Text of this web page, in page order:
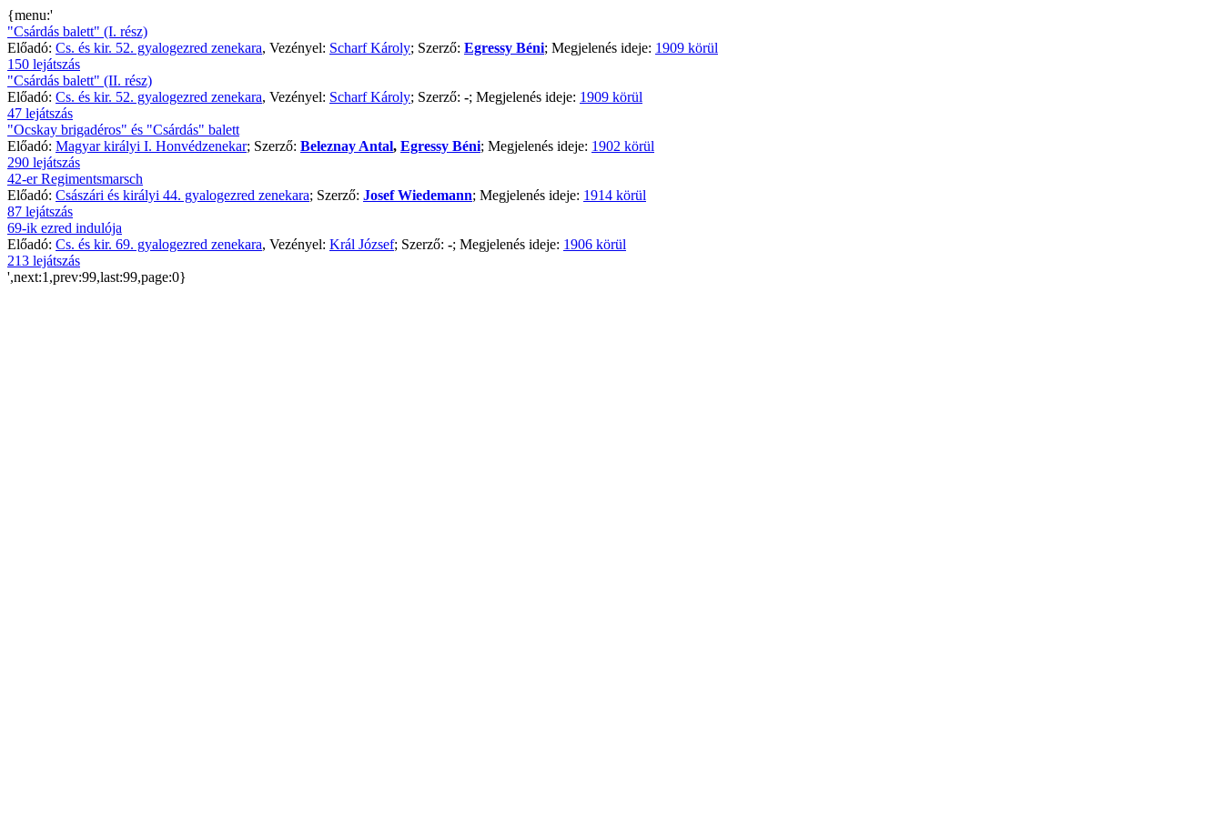
{menu:'
"Csárdás balett" (I. rész)
Előadó: Cs. és kir. 52. gyalogezred zenekara, Vezényel: Scharf Károly; Szerző: Egressy Béni; Megjelenés ideje: 1909 körül
150 lejátszás
"Csárdás balett" (II. rész)
Előadó: Cs. és kir. 52. gyalogezred zenekara, Vezényel: Scharf Károly; Szerző: -; Megjelenés ideje: 1909 körül
47 lejátszás
"Ocskay brigadéros" és "Csárdás" balett
Előadó: Magyar királyi I. Honvédzenekar; Szerző: Beleznay Antal, Egressy Béni; Megjelenés ideje: 1902 körül
290 lejátszás
42-er Regimentsmarsch
Előadó: Császári és királyi 44. gyalogezred zenekara; Szerző: Josef Wiedemann; Megjelenés ideje: 1914 körül
87 lejátszás
69-ik ezred indulója
Előadó: Cs. és kir. 69. gyalogezred zenekara, Vezényel: Král József; Szerző: -; Megjelenés ideje: 1906 körül
213 lejátszás
',next:1,prev:99,last:99,page:0}